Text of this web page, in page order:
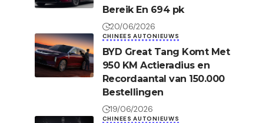
Bereik En 694 pk
20/06/2026
CHINEES AUTONIEUWS
BYD Great Tang Komt Met
950 KM Actieradius en
Recordaantal van 150.000
Bestellingen
19/06/2026
CHINEES AUTONIEUWS